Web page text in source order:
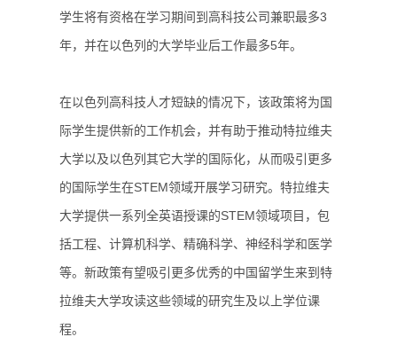
学生将有资格在学习期间到高科技公司兼职最多3
年，并在以色列的大学毕业后工作最多5年。
在以色列高科技人才短缺的情况下，该政策将为国
际学生提供新的工作机会，并有助于推动特拉维夫
大学以及以色列其它大学的国际化，从而吸引更多
的国际学生在STEM领域开展学习研究。特拉维夫
大学提供一系列全英语授课的STEM领域项目，包
括工程、计算机科学、精确科学、神经科学和医学
等。新政策有望吸引更多优秀的中国留学生来到特
拉维夫大学攻读这些领域的研究生及以上学位课
程。